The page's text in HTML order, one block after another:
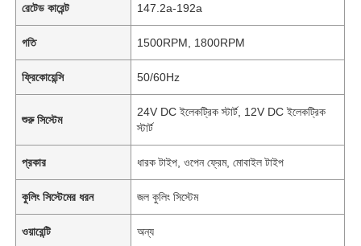
রেটেড কারেন্ট 147.2a-192a
গতি 1500RPM, 1800RPM
ফ্রিকোয়েন্সি 50/60Hz
শুরু সিস্টেম
24V DC ইলেকট্রিক স্টার্ট, 12V DC ইলেকট্রিক
স্টার্ট
প্রকার ধারক টাইপ, ওপেন ফ্রেম, মোবাইল টাইপ
কুলিং সিস্টেমের ধরন জল কুলিং সিস্টেম
ওয়ারেন্টি অন্য